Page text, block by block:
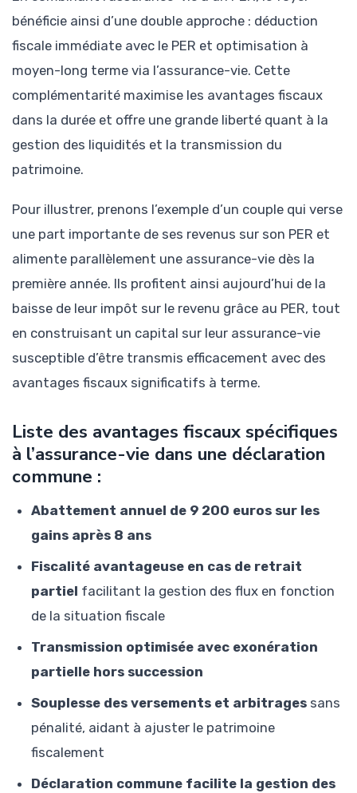
bénéficie ainsi d’une double approche : déduction
fiscale immédiate avec le PER et optimisation à
moyen-long terme via l’assurance-vie. Cette
complémentarité maximise les avantages fiscaux
dans la durée et offre une grande liberté quant à la
gestion des liquidités et la transmission du
patrimoine.
Pour illustrer, prenons l’exemple d’un couple qui verse
une part importante de ses revenus sur son PER et
alimente parallèlement une assurance-vie dès la
première année. Ils profitent ainsi aujourd’hui de la
baisse de leur impôt sur le revenu grâce au PER, tout
en construisant un capital sur leur assurance-vie
susceptible d’être transmis efficacement avec des
avantages fiscaux significatifs à terme.
Liste des avantages fiscaux spécifiques
à l’assurance-vie dans une déclaration
commune :
Abattement annuel de 9 200 euros sur les
gains après 8 ans
Fiscalité avantageuse en cas de retrait
partiel facilitant la gestion des flux en fonction
de la situation fiscale
Transmission optimisée avec exonération
partielle hors succession
Souplesse des versements et arbitrages sans
pénalité, aidant à ajuster le patrimoine
fiscalement
Déclaration commune facilite la gestion des